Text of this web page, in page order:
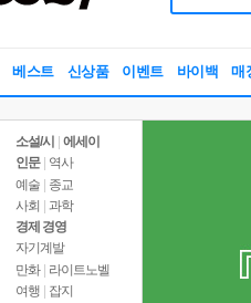
베스트 신상품 이벤트 바이백 매
소설/시
에세이
인문
역사
예술 | 종교
사회 | 과학
경제 경영
자기계발
만화 | 라이트노벨
여행
잡지